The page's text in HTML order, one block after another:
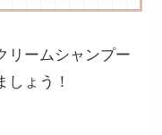
リームシャンプー
しょう！